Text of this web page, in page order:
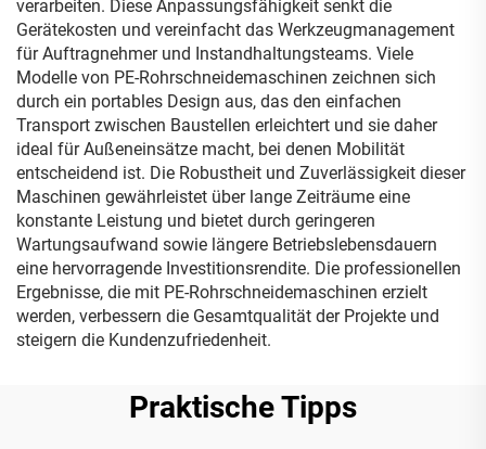
verarbeiten. Diese Anpassungsfähigkeit senkt die
Gerätekosten und vereinfacht das Werkzeugmanagement
für Auftragnehmer und Instandhaltungsteams. Viele
Modelle von PE-Rohrschneidemaschinen zeichnen sich
durch ein portables Design aus, das den einfachen
Transport zwischen Baustellen erleichtert und sie daher
ideal für Außeneinsätze macht, bei denen Mobilität
entscheidend ist. Die Robustheit und Zuverlässigkeit dieser
Maschinen gewährleistet über lange Zeiträume eine
konstante Leistung und bietet durch geringeren
Wartungsaufwand sowie längere Betriebslebensdauern
eine hervorragende Investitionsrendite. Die professionellen
Ergebnisse, die mit PE-Rohrschneidemaschinen erzielt
werden, verbessern die Gesamtqualität der Projekte und
steigern die Kundenzufriedenheit.
Praktische Tipps